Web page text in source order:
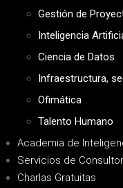
Gestión de
Inteligencia
Ciencia de Datos
Infraestructura,
Ofimática
Talento Humano
Academia de
Servicios de
Charlas Gratuitas